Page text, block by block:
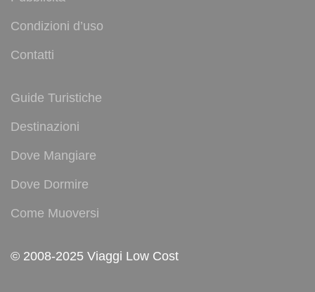
Condizioni d’uso
Contatti
Guide Turistiche
Destinazioni
Dove Mangiare
Dove Dormire
Come Muoversi
© 2008-2025 Viaggi Low Cost